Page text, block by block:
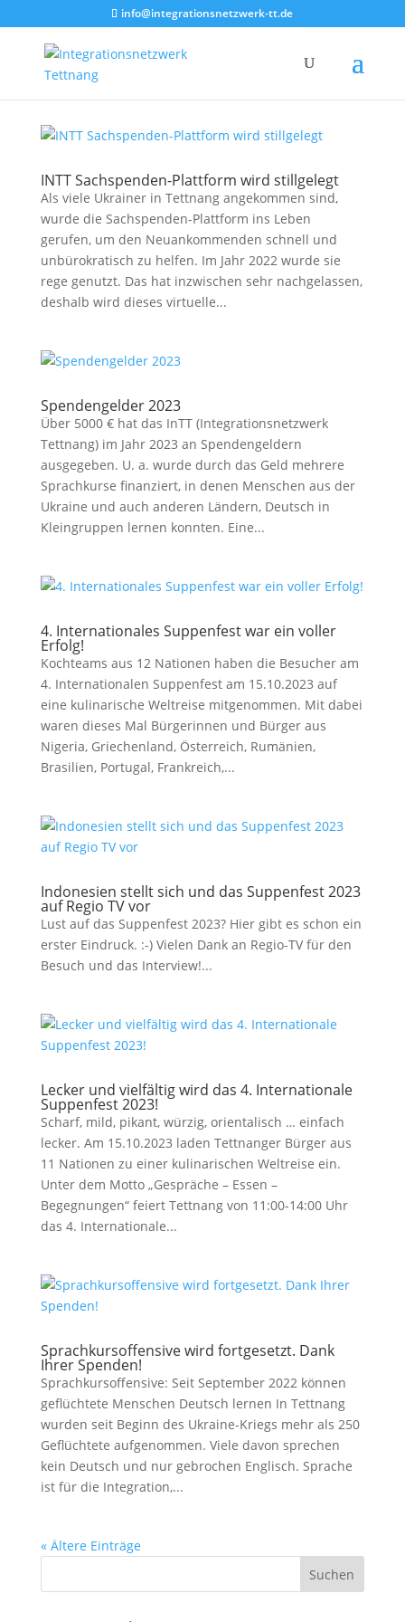
info@integrationsnetzwerk-tt.de
INTT Sachspenden-Plattform wird stillgelegt
Als viele Ukrainer in Tettnang angekommen sind,
wurde die Sachspenden-Plattform ins Leben
gerufen, um den Neuankommenden schnell und
unbürokratisch zu helfen. Im Jahr 2022 wurde sie
rege genutzt. Das hat inzwischen sehr nachgelassen,
deshalb wird dieses virtuelle...
Spendengelder 2023
Über 5000 € hat das InTT (Integrationsnetzwerk
Tettnang) im Jahr 2023 an Spendengeldern
ausgegeben. U. a. wurde durch das Geld mehrere
Sprachkurse finanziert, in denen Menschen aus der
Ukraine und auch anderen Ländern, Deutsch in
Kleingruppen lernen konnten. Eine...
4. Internationales Suppenfest war ein voller
Erfolg!
Kochteams aus 12 Nationen haben die Besucher am
4. Internationalen Suppenfest am 15.10.2023 auf
eine kulinarische Weltreise mitgenommen. Mit dabei
waren dieses Mal Bürgerinnen und Bürger aus
Nigeria, Griechenland, Österreich, Rumänien,
Brasilien, Portugal, Frankreich,...
Indonesien stellt sich und das Suppenfest 2023
auf Regio TV vor
Lust auf das Suppenfest 2023? Hier gibt es schon ein
erster Eindruck. :-) Vielen Dank an Regio-TV für den
Besuch und das Interview!...
Lecker und vielfältig wird das 4. Internationale
Suppenfest 2023!
Scharf, mild, pikant, würzig, orientalisch … einfach
lecker. Am 15.10.2023 laden Tettnanger Bürger aus
11 Nationen zu einer kulinarischen Weltreise ein.
Unter dem Motto „Gespräche – Essen –
Begegnungen“ feiert Tettnang von 11:00-14:00 Uhr
das 4. Internationale...
Sprachkursoffensive wird fortgesetzt. Dank
Ihrer Spenden!
Sprachkursoffensive: Seit September 2022 können
geflüchtete Menschen Deutsch lernen In Tettnang
wurden seit Beginn des Ukraine-Kriegs mehr als 250
Geflüchtete aufgenommen. Viele davon sprechen
kein Deutsch und nur gebrochen Englisch. Sprache
ist für die Integration,...
« Ältere Einträge